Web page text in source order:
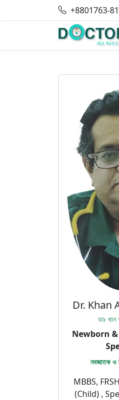
+8801763-
Dr. Khan
ডাঃ খান
Newborn
নবজাতক ও
MBBS,
(Child) ,